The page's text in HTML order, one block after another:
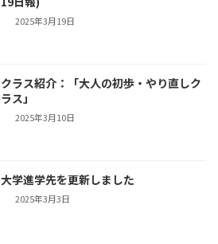
2025年3月19日
クラス紹介：「大人の初歩・やり直しク
ラス」
2025年3月10日
大学進学先を更新しました
2025年3月3日